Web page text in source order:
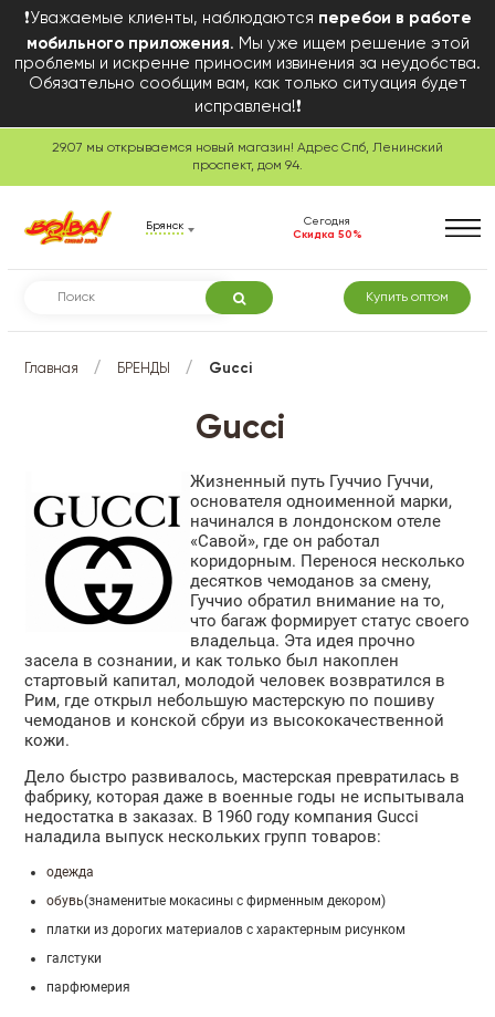
❗Уважаемые клиенты, наблюдаются перебои в работе
мобильного приложения. Мы уже ищем решение этой
проблемы и искренне приносим извинения за неудобства.
Обязательно сообщим вам, как только ситуация будет
исправлена!❗
29.07 мы открываемся новый магазин! Адрес Спб, Ленинский
проспект, дом 94.
Брянск
Сегодня
Скидка 50%
Купить оптом
Главная / БРЕНДЫ / Gucci
Gucci
Жизненный путь Гуччио Гуччи,
основателя одноименной марки,
начинался в лондонском отеле
«Савой», где он работал
коридорным. Перенося несколько
десятков чемоданов за смену,
Гуччио обратил внимание на то,
что багаж формирует статус своего
владельца. Эта идея прочно
засела в сознании, и как только был накоплен
стартовый капитал, молодой человек возвратился в
Рим, где открыл небольшую мастерскую по пошиву
чемоданов и конской сбруи из высококачественной
кожи.
Дело быстро развивалось, мастерская превратилась в
фабрику, которая даже в военные годы не испытывала
недостатка в заказах. В 1960 году компания Gucci
наладила выпуск нескольких групп товаров:
одежда
обувь(знаменитые мокасины с фирменным декором)
платки из дорогих материалов с характерным рисунком
галстуки
парфюмерия